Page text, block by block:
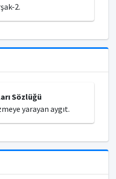
2.
Sözlüğü
yarayan aygıt.